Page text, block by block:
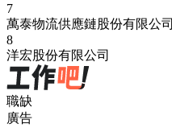
7
萬泰物流供應鏈股份有限公司
8
洋宏股份有限公司
職缺
廣告